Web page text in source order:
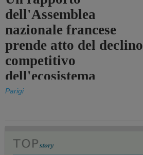
dell'Assemblea
nazionale francese
prende atto del declino
competitivo
dell'ecosistema
portuale statale
Parigi